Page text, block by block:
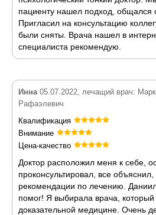
пациенту нашел подход, общался
Пригласил на консультацию
были сняты. Врача нашел в
специалиста рекомендую.
Инна05.07.2022, лечащий врач:
Рафаэлевич
Квалификация
Внимание
Цена-качество
Доктор расположил меня к себе,
проконсультировал, все
рекомендации по лечению.
помог! Я выбирала врача, который
доказательной медицине. Очень